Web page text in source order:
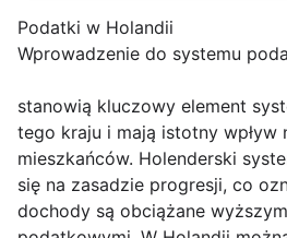
Podatki w Holandii
Wprowadzenie do systemu
stanowią kluczowy element
tego kraju i mają istotny wpływ
mieszkańców. Holenderski
się na zasadzie progresji, co
dochody są obciążane